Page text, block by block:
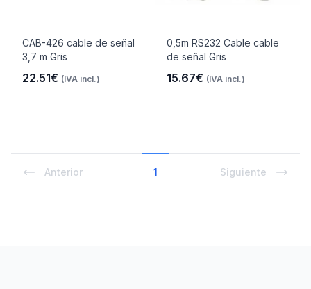
CAB-426 cable de señal
3,7 m Gris
22.51€ (IVA incl.)
0,5m RS232 Cable cable
de señal Gris
15.67€ (IVA incl.)
Anterior 1 Siguiente